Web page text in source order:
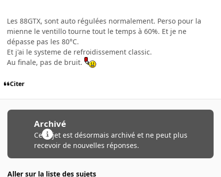
Les 88GTX, sont auto régulées normalement. Perso pour la
mienne le ventillo tourne tout le temps à 60%. Et je ne
dépasse pas les 80°C.
Et j'ai le systeme de refroidissement classic.
Au finale, pas de bruit.
Citer
Archivé
Ce sujet est désormais archivé et ne peut plus
recevoir de nouvelles réponses.
Aller sur la liste des sujets